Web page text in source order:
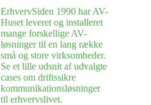
ErhvervSiden 1990 har AV-
Huset leveret og installeret
mange forskellige AV-
løsninger til en lang række
små og store virksomheder.
Se et lille udsnit af udvalgte
cases om driftssikre
kommunikationsløsninger
til erhvervslivet.